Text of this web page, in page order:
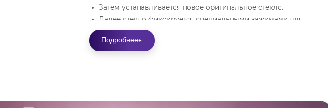
Затем устанавливается новое оригинальное стекло.
Далее стекло фиксируется специальными зажимами для
Преимущества ремонта в
оригинальными запчастями и специализированными
Подробнеее